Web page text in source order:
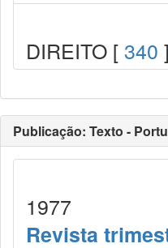
DIREITO [ 340 ]
Publicação: Texto -
1977
Revista